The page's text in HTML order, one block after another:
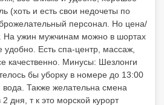
И.
отель, после